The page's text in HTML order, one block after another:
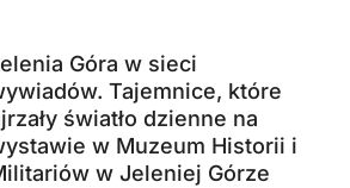
Góra w sieci
Tajemnice, które
światło dzienne na
w Muzeum Historii i
w Jeleniej Górze